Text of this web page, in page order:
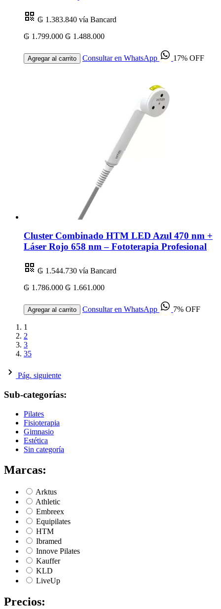
₲ 1.383.840 vía Bancard
₲ 1.799.000 ₲ 1.488.000
Agregar al carrito Consultar en WhatsApp 17% OFF
Cluster Combinado HTM LED Azul 470 nm +
Láser Rojo 658 nm – Fototerapia Profesional
₲ 1.544.730 vía Bancard
₲ 1.786.000 ₲ 1.661.000
Agregar al carrito Consultar en WhatsApp 7% OFF
1
2
3
35
Pág. siguiente
Sub-categorías:
Pilates
Fisioterapia
Gimnasio
Estética
Sin categoría
Marcas:
Arktus
Athletic
Embreex
Equipilates
HTM
Ibramed
Innove Pilates
Kauffer
KLD
LiveUp
Precios: